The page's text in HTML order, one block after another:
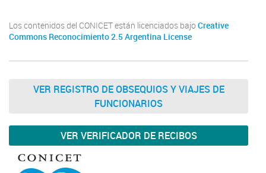
Los contenidos del CONICET están licenciados bajo Creative
Commons Reconocimiento 2.5 Argentina License
VER REGISTRO DE OBSEQUIOS Y VIAJES DE
FUNCIONARIOS
VER VERIFICADOR DE RECIBOS